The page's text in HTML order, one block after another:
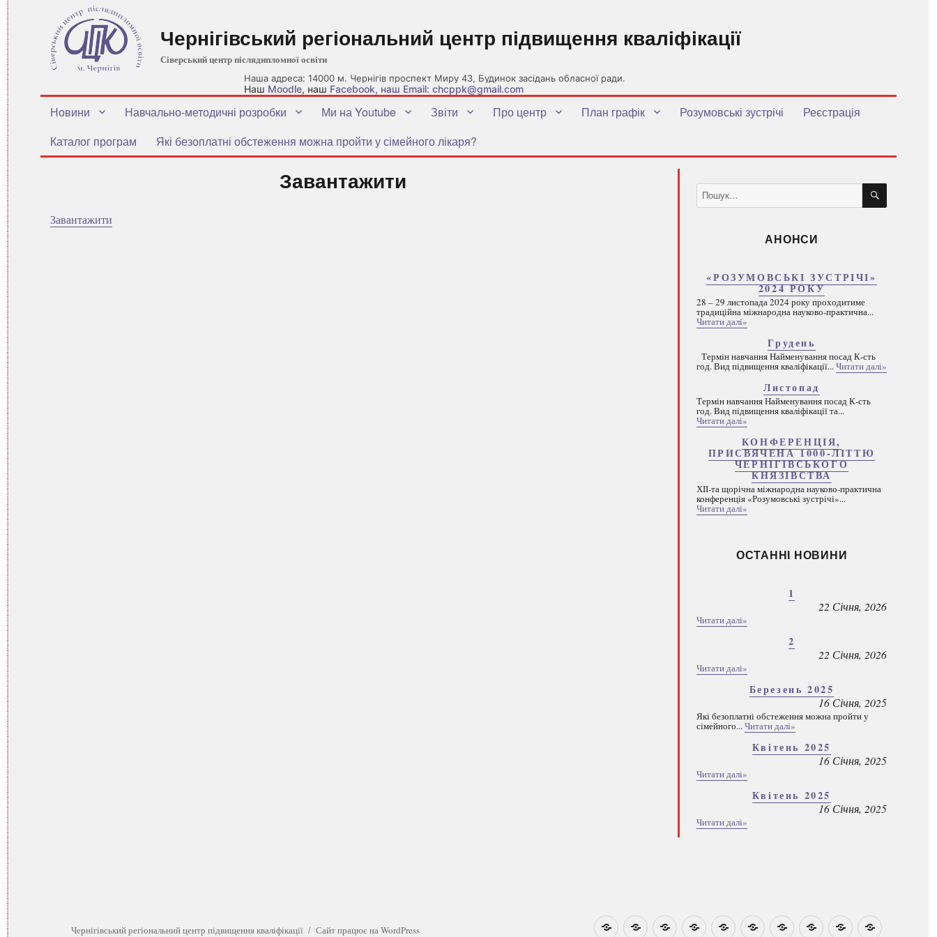
Наша адреса: 14000 м. Чернігів проспект Миру 43, Будинок засідань обласної ради.
Наш Moodle, наш Facebook, наш Email: chcppk@gmail.com
Чернігівський регіональний центр підвищення кваліфікації
Сіверський центр післядипломної освіти
Новини Навчально-методичні розробки Ми на Youtube Звіти Про центр План графік Розумовські зустрічі
Реєстрація
Каталог програм
Які безоплатні обстеження можна пройти у сімейного лікаря?
Завантажити
Завантажити
Пошук
за
ШУКАТИ
АНОНСИ
«РОЗУМОВСЬКІ ЗУСТРІЧІ»
2024 РОКУ
28 – 29 листопада 2024 року проходитиме
традиційна міжнародна науково-практична...
Читати далі»
Грудень
Термін навчання Найменування посад К-сть
год. Вид підвищення кваліфікації...Читати далі»
Листопад
Термін навчання Найменування посад К-сть
год. Вид підвищення кваліфікації та...
Читати далі»
КОНФЕРЕНЦІЯ,
ПРИСВЯЧЕНА 1000-ЛІТТЮ
ЧЕРНІГІВСЬКОГО
КНЯЗІВСТВА
ХІІ-та щорічна міжнародна науково-практична
конференція «Розумовські зустрічі»...
Читати далі»
ОСТАННІ НОВИНИ
1
22 Січня, 2026
Читати далі»
2
22 Січня, 2026
Читати далі»
Березень 2025
16 Січня, 2025
Які безоплатні обстеження можна пройти у
сімейного...Читати далі»
Квітень 2025
16 Січня, 2025
Читати далі»
Квітень 2025
16 Січня, 2025
Читати далі»
НовиниНавчально-
Ми
Звіти Про
План Розумовські
Реєстрація
КаталогЯкі
Чернігівський регіональний центр підвищення кваліфікації Сайт працює на WordPress